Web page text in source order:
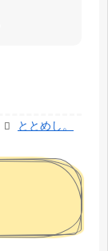
ととめし。